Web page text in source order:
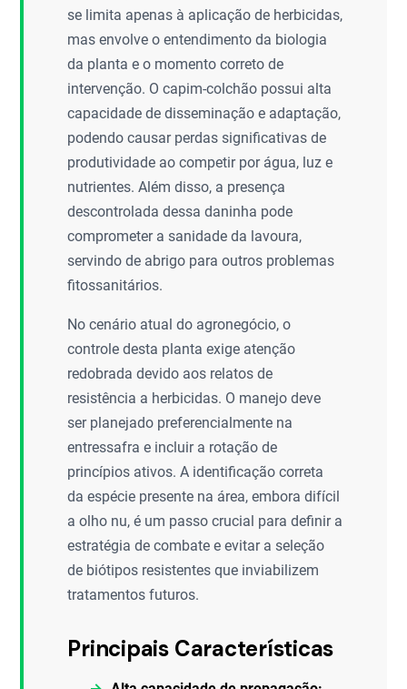
se limita apenas à aplicação de herbicidas,
mas envolve o entendimento da biologia
da planta e o momento correto de
intervenção. O capim-colchão possui alta
capacidade de disseminação e adaptação,
podendo causar perdas significativas de
produtividade ao competir por água, luz e
nutrientes. Além disso, a presença
descontrolada dessa daninha pode
comprometer a sanidade da lavoura,
servindo de abrigo para outros problemas
fitossanitários.
No cenário atual do agronegócio, o
controle desta planta exige atenção
redobrada devido aos relatos de
resistência a herbicidas. O manejo deve
ser planejado preferencialmente na
entressafra e incluir a rotação de
princípios ativos. A identificação correta
da espécie presente na área, embora difícil
a olho nu, é um passo crucial para definir a
estratégia de combate e evitar a seleção
de biótipos resistentes que inviabilizem
tratamentos futuros.
Principais Características